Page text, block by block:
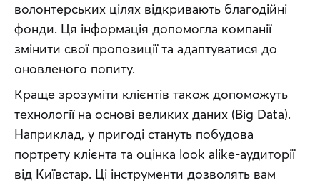
волонтерських цілях відкривають благодійні
фонди. Ця інформація допомогла компанії
змінити свої пропозиції та адаптуватися до
оновленого попиту.
Краще зрозуміти клієнтів також допоможуть
технології на основі великих даних (Big Data).
Наприклад, у пригоді стануть побудова
портрету клієнта та оцінка look alike-аудиторії
від Київстар. Ці інструменти дозволять вам